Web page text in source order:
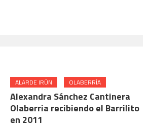
ALARDE IRÚN OLABERRÍA
Alexandra Sánchez Cantinera
Olaberria recibiendo el Barrilito
en 2011